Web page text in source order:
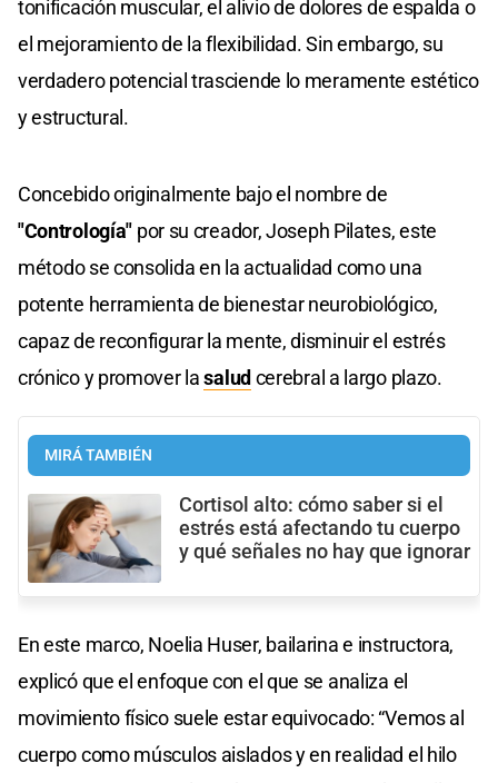
tonificación muscular, el alivio de dolores de espalda o
el mejoramiento de la flexibilidad. Sin embargo, su
verdadero potencial trasciende lo meramente estético
y estructural.
Concebido originalmente bajo el nombre de
"Contrología" por su creador, Joseph Pilates, este
método se consolida en la actualidad como una
potente herramienta de bienestar neurobiológico,
capaz de reconfigurar la mente, disminuir el estrés
crónico y promover lasaludcerebral a largo plazo.
MIRÁ TAMBIÉN
Cortisol alto: cómo saber si el
estrés está afectando tu cuerpo
y qué señales no hay que ignorar
En este marco, Noelia Huser, bailarina e instructora,
explicó que el enfoque con el que se analiza el
movimiento físico suele estar equivocado: “Vemos al
cuerpo como músculos aislados y en realidad el hilo